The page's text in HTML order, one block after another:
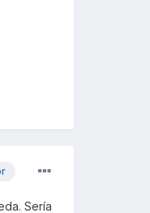
Sería